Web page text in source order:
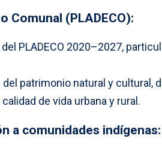
Comunal (PLADECO):
PLADECO 2020–2027,
patrimonio natural y cultural,
de vida urbana y rural.
a comunidades indígenas: